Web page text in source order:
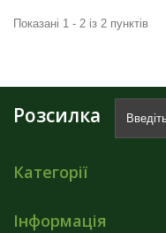
Показані 1 - 2 із 2 пунктів
Розсилка
Категорії
Інформація